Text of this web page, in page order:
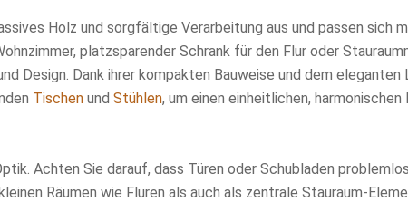
Holz und sorgfältige Verarbeitung aus und passen sich
platzsparender Schrank für den Flur oder
Design. Dank ihrer kompakten Bauweise und dem eleganten
Tischen undStühlen, um einen einheitlichen,
Achten Sie darauf, dass Türen oder Schubladen
Räumen wie Fluren als auch als zentrale Stauraum-